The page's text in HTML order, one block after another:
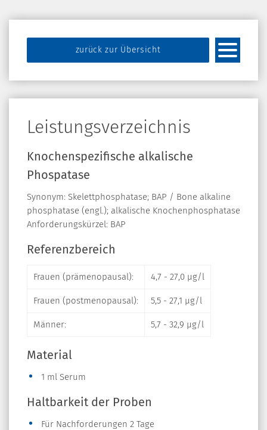
zurück zur Übersicht
Leistungsverzeichnis
Knochenspezifische alkalische
Phospatase
Synonym: Skelettphosphatase; BAP / Bone alkaline
phosphatase (engl.); alkalische Knochenphosphatase
Anforderungskürzel: BAP
Referenzbereich
Frauen (prämenopausal): 4,7 - 27,0 µg/l
Frauen (postmenopausal): 5,5 - 27,1 µg/l
Männer: 5,7 - 32,9 µg/l
Material
1 ml Serum
Haltbarkeit der Proben
Für Nachforderungen 2 Tage